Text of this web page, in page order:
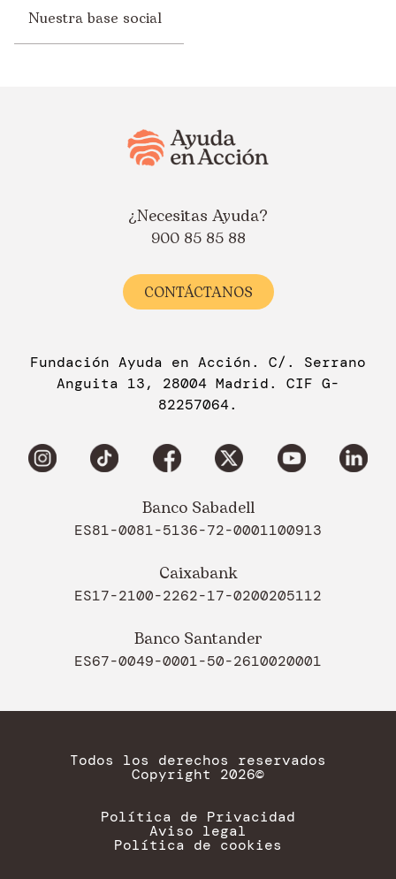
Nuestra base social
¿Necesitas Ayuda?
900 85 85 88
CONTÁCTANOS
Fundación Ayuda en Acción. C/. Serrano
Anguita 13, 28004 Madrid. CIF G-
82257064.
Banco Sabadell
ES81-0081-5136-72-0001100913
Caixabank
ES17-2100-2262-17-0200205112
Banco Santander
ES67-0049-0001-50-2610020001
Todos los derechos reservados
Copyright 2026©
Política de Privacidad
Aviso legal
Política de cookies